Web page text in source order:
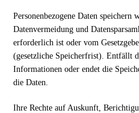
Personenbezogene Daten speichern
Datenvermeidung und
erforderlich ist oder vom
(gesetzliche Speicherfrist). Entfällt
Informationen oder endet die
die Daten.
Ihre Rechte auf Auskunft,